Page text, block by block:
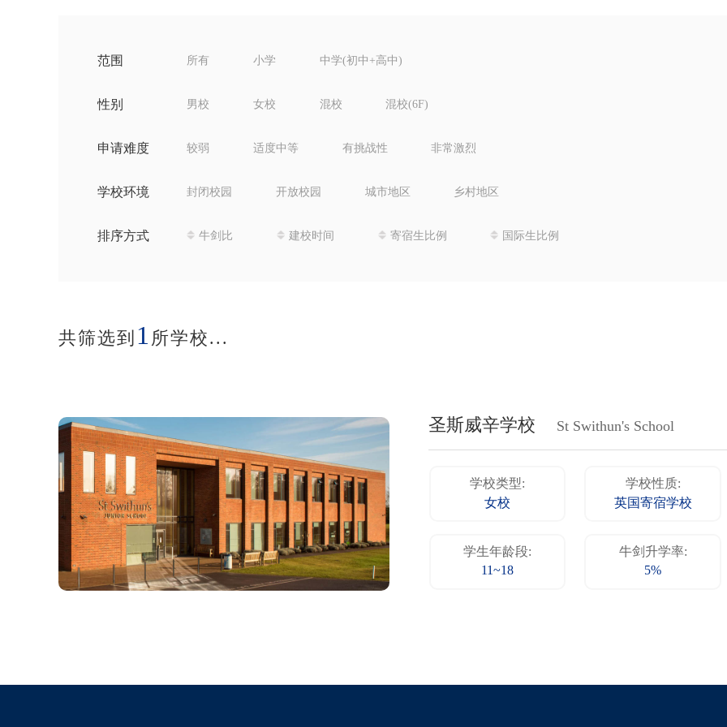
范围 所有 小学 中学(初中+高中)
性别 男校 女校 混校 混校(6F)
申请难度 较弱 适度中等 有挑战性 非常激烈
学校环境 封闭校园 开放校园 城市地区 乡村地区
排序方式 牛剑比 建校时间 寄宿生比例 国际生比例
共筛选到 1 所学校...
圣斯威辛学校 St Swithun's School
学校类型:
女校
学校性质:
英国寄宿学校
学生年龄段:
11~18
牛剑升学率:
5%